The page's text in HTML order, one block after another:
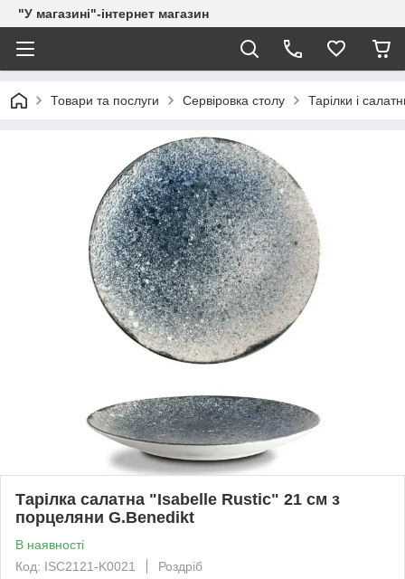
"У магазині"-інтернет магазин
Товари та послуги Сервіровка столу Тарілки і
Тарілка салатна "Isabelle Rustic" 21 см з
порцеляни G.Benedikt
В наявності
Код: ISC2121-K0021
Роздріб